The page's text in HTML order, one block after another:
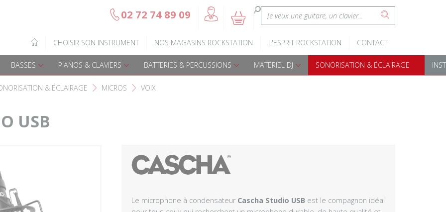
Guitares électriques Basses électriques
Claviers d'éveil
Pianos numériques Batteries
b02 72 74 89 09 @ 5
:
7 CHOISIR SON INSTRUMENT NOS MAGASINS ROCKSTATION L'ESPRIT ROCKSTATION CONTACT
BASSES PIANOS & CLAVIERS BATTERIES & PERCUSSIONS MATÉRIEL DJ SONORISATION & ÉCLAIRAGE
& ÉCLAIRAGE F MICROS F VOIX
USB
Le microphone à condensateur Cascha Studio USB est le compagnon idéal